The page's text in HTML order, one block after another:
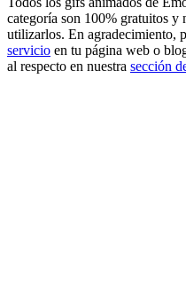
categoría son 100% gratuitos
utilizarlos. En agradecimiento,
servicio en tu página web o
al respecto en nuestra sección